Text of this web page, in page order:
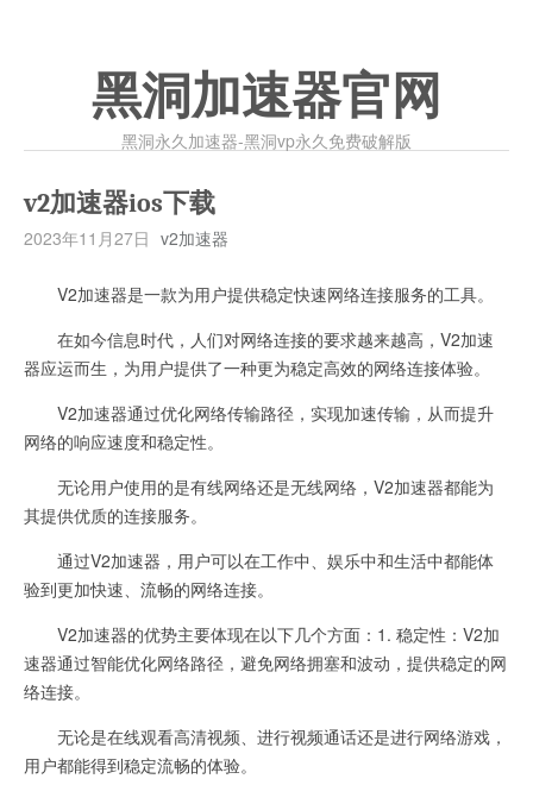
黑洞加速器官网
黑洞永久加速器-黑洞vp永久免费破解版
v2加速器ios下载
2023年11月27日 v2加速器
V2加速器是一款为用户提供稳定快速网络连接服务的工具。
在如今信息时代，人们对网络连接的要求越来越高，V2加速
器应运而生，为用户提供了一种更为稳定高效的网络连接体验。
V2加速器通过优化网络传输路径，实现加速传输，从而提升
网络的响应速度和稳定性。
无论用户使用的是有线网络还是无线网络，V2加速器都能为
其提供优质的连接服务。
通过V2加速器，用户可以在工作中、娱乐中和生活中都能体
验到更加快速、流畅的网络连接。
V2加速器的优势主要体现在以下几个方面：1. 稳定性：V2加
速器通过智能优化网络路径，避免网络拥塞和波动，提供稳定的网
络连接。
无论是在线观看高清视频、进行视频通话还是进行网络游戏，
用户都能得到稳定流畅的体验。